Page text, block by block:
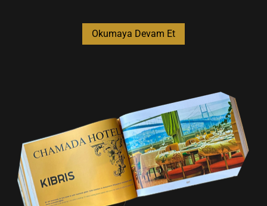
Okumaya Devam Et